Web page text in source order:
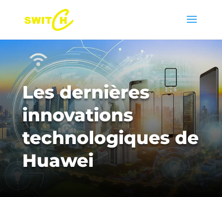
Les dernières
innovations
technologiques de
Huawei